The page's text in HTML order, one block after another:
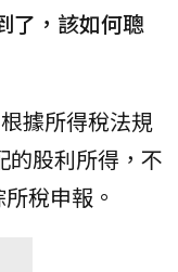
了，該如何聰
據所得稅法規
的股利所得，不
稅申報。